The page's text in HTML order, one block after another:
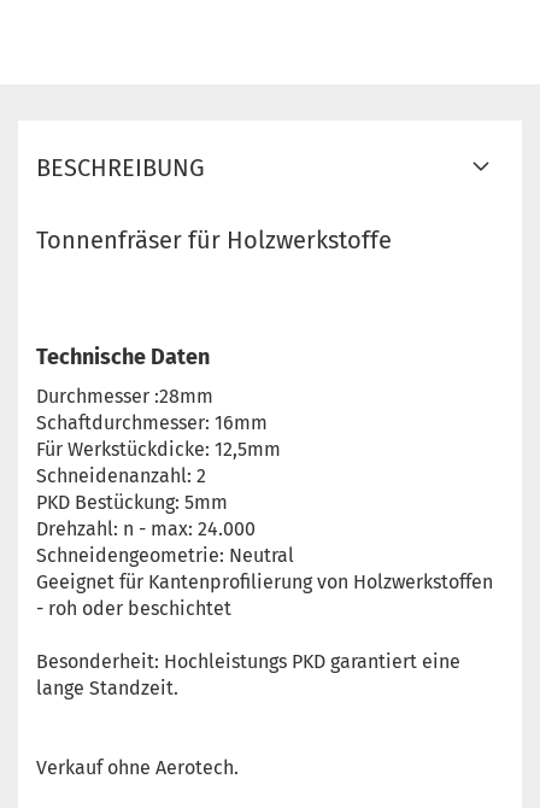
BESCHREIBUNG
Tonnenfräser für Holzwerkstoffe
Technische Daten
Durchmesser :28mm
Schaftdurchmesser: 16mm
Für Werkstückdicke: 12,5mm
Schneidenanzahl: 2
PKD Bestückung: 5mm
Drehzahl: n - max: 24.000
Schneidengeometrie: Neutral
Geeignet für Kantenprofilierung von Holzwerkstoffen
- roh oder beschichtet
Besonderheit: Hochleistungs PKD garantiert eine
lange Standzeit.
Verkauf ohne Aerotech.